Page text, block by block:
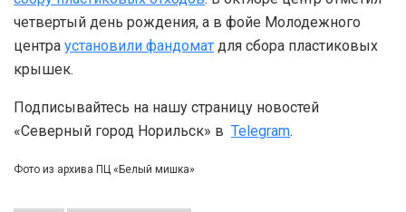
четвертый день рождения, а в фойе Молодежного
центра установили фандомат для сбора пластиковых
крышек.
Подписывайтесь на нашу страницу новостей
«Северный город Норильск» в Telegram.
Фото из архива ПЦ «Белый мишка»